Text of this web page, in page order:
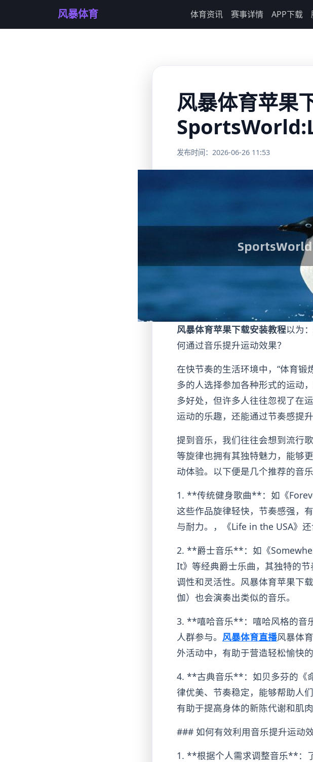
风暴体育 体育资讯 赛事详情 APP下载
风暴体育苹果
发布时间：2026-06-26 11:53
风暴体育苹果下载安装教程以为
何通过音乐提升运动效果？
在快节奏的生活环境中，“体育锻
多的人选择参加各种形式的运动
多好处，但许多人往往忽视了在
运动的乐趣，还能通过节奏感提升
提到音乐，我们往往会想到流行
等旋律也拥有其独特魅力，能够
动体验。以下便是几个推荐的音
1. **传统健身歌曲**：如《
这些作品旋律轻快，节奏感强，
与耐力。，《Life in the USA》
2. **爵士音乐**：如《
It》等经典爵士乐曲，其独特的
调性和灵活性。风暴体育苹果下
伽）也会演奏出类似的音乐。
3. **嘻哈音乐**：嘻哈风格的音
人群参与。 风暴体育直播风暴体
外活动中，有助于营造轻松愉快
4. **古典音乐**：如贝多芬的《
律优美、节奏稳定，能够帮助人
有助于提高身体的新陈代谢和肌肉
### 如何有效利用音乐提升运动效
1. **根据个人需求调整音乐**：